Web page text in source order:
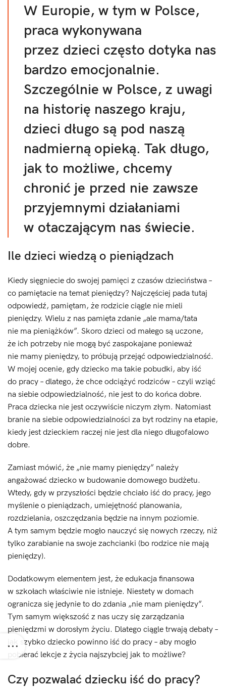
W Europie, w tym w Polsce,
praca wykonywana
przez dzieci często dotyka nas
bardzo emocjonalnie.
Szczególnie w Polsce, z uwagi
na historię naszego kraju,
dzieci długo są pod naszą
nadmierną opieką. Tak długo,
jak to możliwe, chcemy
chronić je przed nie zawsze
przyjemnymi działaniami
w otaczającym nas świecie.
Ile dzieci wiedzą o pieniądzach
Kiedy sięgniecie do swojej pamięci z czasów dzieciństwa –
co pamiętacie na temat pieniędzy? Najczęściej pada tutaj
odpowiedź, pamiętam, że rodzicie ciągle nie mieli
pieniędzy. Wielu z nas pamięta zdanie „ale mama/tata
nie ma pieniążków”. Skoro dzieci od małego są uczone,
że ich potrzeby nie mogą być zaspokajane ponieważ
nie mamy pieniędzy, to próbują przejąć odpowiedzialność.
W mojej ocenie, gdy dziecko ma takie pobudki, aby iść
do pracy – dlatego, że chce odciążyć rodziców – czyli wziąć
na siebie odpowiedzialność, nie jest to do końca dobre.
Praca dziecka nie jest oczywiście niczym złym. Natomiast
branie na siebie odpowiedzialności za byt rodziny na etapie,
kiedy jest dzieckiem raczej nie jest dla niego długofalowo
dobre.
Zamiast mówić, że „nie mamy pieniędzy” należy
angażować dziecko w budowanie domowego budżetu.
Wtedy, gdy w przyszłości będzie chciało iść do pracy, jego
myślenie o pieniądzach, umiejętność planowania,
rozdzielania, oszczędzania będzie na innym poziomie.
A tym samym będzie mogło nauczyć się nowych rzeczy, niż
tylko zarabianie na swoje zachcianki (bo rodzice nie mają
pieniędzy).
Dodatkowym elementem jest, że edukacja finansowa
w szkołach właściwie nie istnieje. Niestety w domach
ogranicza się jedynie to do zdania „nie mam pieniędzy”.
Tym samym większość z nas uczy się zarządzania
pieniędzmi w dorosłym życiu. Dlatego ciągle trwają debaty –
jak szybko dziecko powinno iść do pracy – aby mogło
pobierać lekcje z życia najszybciej jak to możliwe?
Czy pozwalać dziecku iść do pracy?